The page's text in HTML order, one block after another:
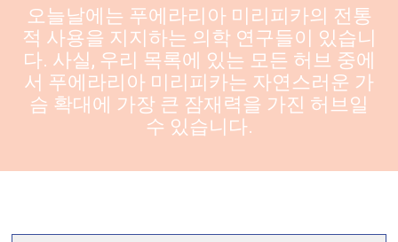
오늘날에는 푸에라리아 미리피카의 전통
적 사용을 지지하는 의학 연구들이 있습니
다. 사실, 우리 목록에 있는 모든 허브 중에
서 푸에라리아 미리피카는 자연스러운 가
슴 확대에 가장 큰 잠재력을 가진 허브일
수 있습니다.